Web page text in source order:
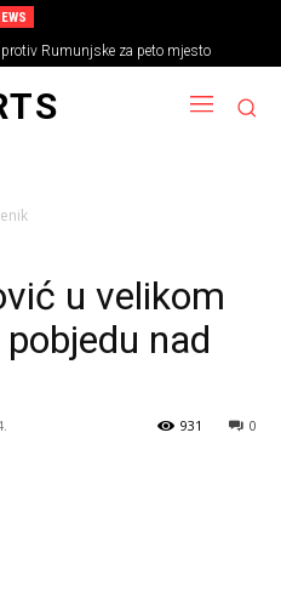
Rumunjske za peto mjesto
u velikom
nad
0
931